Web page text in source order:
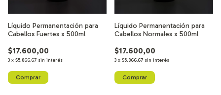
Líquido Permanentación para
Cabellos Fuertes x 500ml
$17.600,00
3 x $5.866,67 sin interés
Líquido Permanentación para
Cabellos Normales x 500ml
$17.600,00
3 x $5.866,67 sin interés